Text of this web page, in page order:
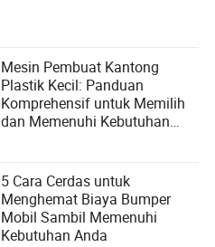
Mesin Pembuat Kantong
Plastik Kecil: Panduan
Komprehensif untuk Memilih
dan Memenuhi Kebutuhan
5 Cara Cerdas untuk
Menghemat Biaya Bumper
Mobil Sambil Memenuhi
Kebutuhan Anda